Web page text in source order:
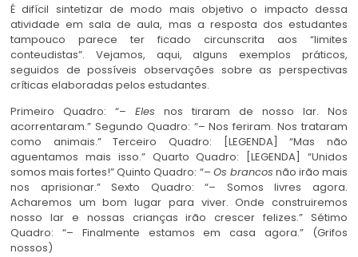
É difícil sintetizar de modo mais objetivo o impacto dessa
atividade em sala de aula, mas a resposta dos estudantes
tampouco parece ter ficado circunscrita aos “limites
conteudistas”. Vejamos, aqui, alguns exemplos práticos,
seguidos de possíveis observações sobre as perspectivas
críticas elaboradas pelos estudantes.
Primeiro Quadro: “– Eles nos tiraram de nosso lar. Nos
acorrentaram.” Segundo Quadro: “– Nos feriram. Nos trataram
como animais.” Terceiro Quadro: [LEGENDA] “Mas não
aguentamos mais isso.” Quarto Quadro: [LEGENDA] “Unidos
somos mais fortes!” Quinto Quadro: “– Os brancos não irão mais
nos aprisionar.” Sexto Quadro: “– Somos livres agora.
Acharemos um bom lugar para viver. Onde construiremos
nosso lar e nossas crianças irão crescer felizes.” Sétimo
Quadro: “– Finalmente estamos em casa agora.” (Grifos
nossos)